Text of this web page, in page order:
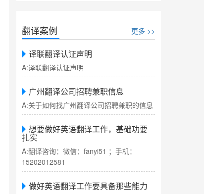
翻译案例 更多 >>
译联翻译认证声明
A:译联翻译认证声明
广州翻译公司招聘兼职信息
A:关于如何找广州翻译公司招聘兼职的信息
想要做好英语翻译工作，基础功要
扎实
A:翻译咨询：微信：fanyi51 ；手机：
15202012581
做好英语翻译工作要具备那些能力